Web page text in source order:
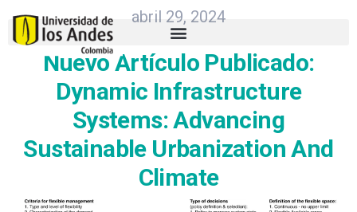
abril 29, 2024
Nuevo Artículo Publicado:
Dynamic Infrastructure
Systems: Advancing
Sustainable Urbanization And
Climate